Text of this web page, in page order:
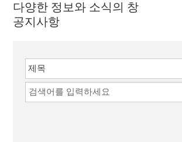
관광 사업체 현황
주요사업
다양한 정보와 소식의 창
공지사항